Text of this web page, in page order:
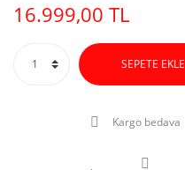
16.999,00 TL
SEPETE EKLE
Kargo bedava